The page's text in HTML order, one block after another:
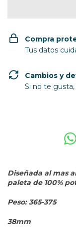
Compra
Tus datos
Cambios y
Si no te
Diseñada al mas
paleta de 100%
Peso: 365-375
38mm